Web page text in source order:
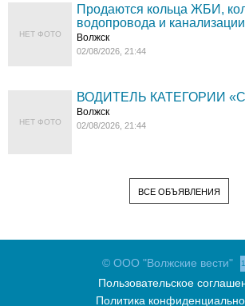
НЕТ ФОТО
Продаются кольца ЖБИ,
водопровода и
Волжск
02/08/2026, 21:44
НЕТ ФОТО
ВОДИТЕЛЬ КАТЕГОРИИ
Волжск
02/08/2026, 21:44
ВСЕ ОБЪЯВЛЕНИЯ
© ООО "Волжские вести"
Пользовательское
Политика